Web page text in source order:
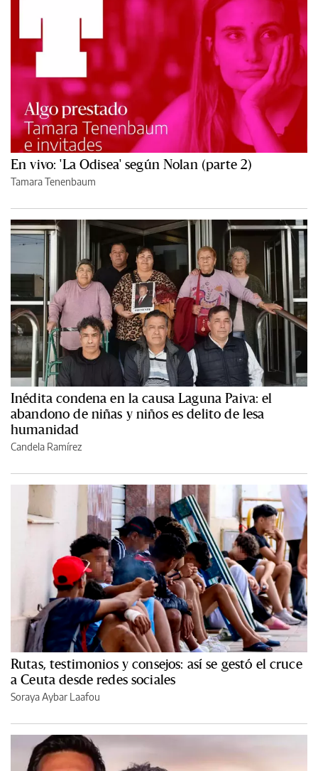
En vivo: 'La Odisea' según Nolan (parte 2)
Tamara Tenenbaum
Inédita condena en la causa Laguna Paiva: el
abandono de niñas y niños es delito de lesa
humanidad
Candela Ramírez
Rutas, testimonios y consejos: así se gestó el cruce
a Ceuta desde redes sociales
Soraya Aybar Laafou